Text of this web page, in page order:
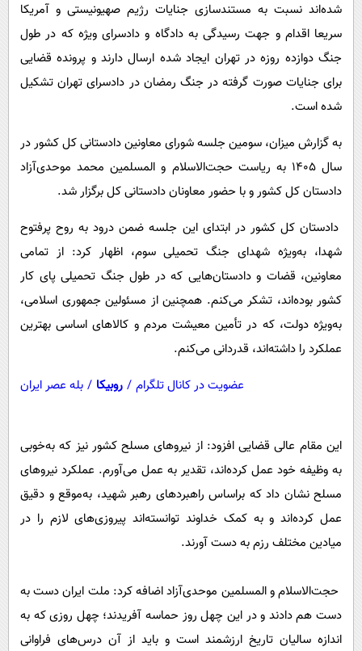
حوادث
محیط زیست
سلامت
بین الملل
دانلود
شده‌اند نسبت به مستندسازی جنایات رژیم صهیونیستی و آمریکا
سریعا اقدام و جهت رسیدگی به دادگاه و دادسرای ویژه که در طول
جنگ دوازده روزه در تهران ایجاد شده ارسال دارند و پرونده قضایی
برای جنایات صورت گرفته در جنگ رمضان در دادسرای تهران تشکیل
شده است.
به گزارش میزان، سومین جلسه شورای معاونین دادستانی کل کشور در
سال ۱۴۰۵ به ریاست حجت‌الاسلام و المسلمین محمد موحدی‌آزاد
دادستان کل کشور و با حضور معاونان دادستانی کل برگزار شد.
دادستان کل کشور در ابتدای این جلسه ضمن درود به روح پرفتوح
شهدا، به‌ویژه شهدای جنگ تحمیلی سوم، اظهار کرد: از تمامی
معاونین، قضات و دادستان‌هایی که در طول جنگ تحمیلی پای کار
کشور بوده‌اند، تشکر می‌کنم. همچنین از مسئولین جمهوری اسلامی،
به‌ویژه دولت، که در تأمین معیشت مردم و کالا‌های اساسی بهترین
عملکرد را داشته‌اند، قدردانی می‌کنم.
عضویت در کانال تلگرام / روبیکا / بله عصر ایران
این مقام عالی قضایی افزود: از نیرو‌های مسلح کشور نیز که به‌خوبی
به وظیفه خود عمل کرده‌اند، تقدیر به عمل می‌آورم. عملکرد نیرو‌های
مسلح نشان داد که براساس راهبرد‌های رهبر شهید، به‌موقع و دقیق
عمل کرده‌اند و به کمک خداوند توانسته‌اند پیروزی‌های لازم را در
میادین مختلف رزم به دست آورند.
حجت‌الاسلام و المسلمین موحدی‌آزاد اضافه کرد: ملت ایران دست به
دست هم دادند و در این چهل روز حماسه آفریدند؛ چهل روزی که به
اندازه سالیان تاریخ ارزشمند است و باید از آن درس‌های فراوانی